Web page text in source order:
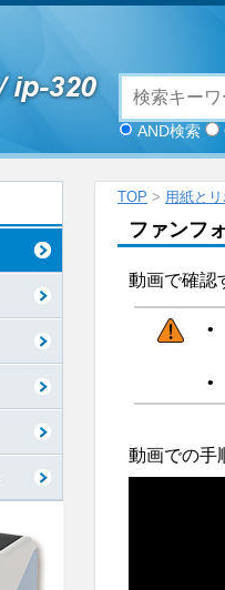
AND検索
TOP > 用紙と
ファンフ
動画で確認
•
•
動画での手